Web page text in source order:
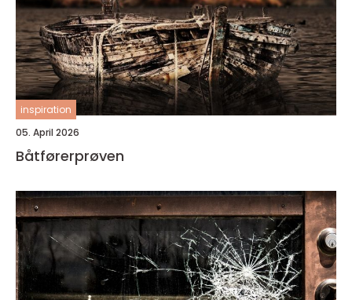
inspiration
05. April 2026
Båtførerprøven